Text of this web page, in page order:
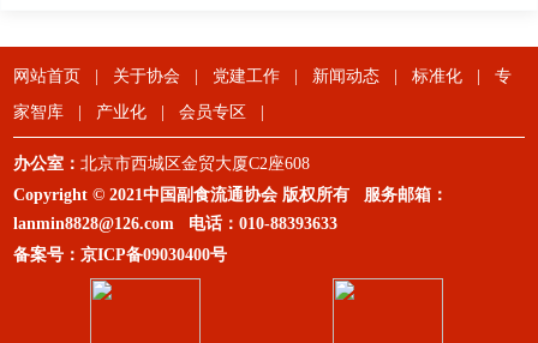
网站首页 关于协会 党建工作 新闻动态 标准化
专
家智库
产业化 会员专区
办公室：北京市西城区金贸大厦C2座608
Copyright © 2021中国副食流通协会 版权所有 服务邮箱：
lanmin8828@126.com 电话：010-88393633
备案号：京ICP备09030400号